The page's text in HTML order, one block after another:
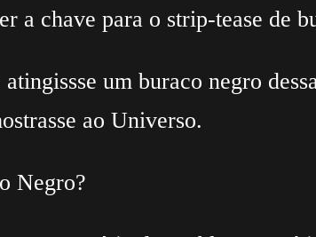
a chave para o strip-tease de
um buraco negro
ao Universo.
Negro?